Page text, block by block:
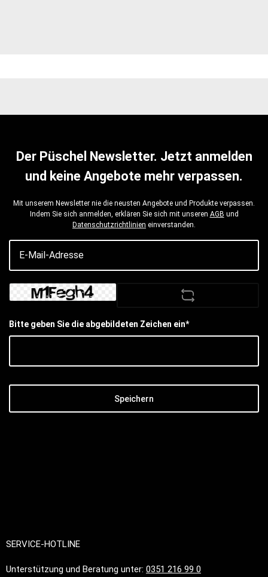
Der Püschel Newsletter. Jetzt anmelden
und keine Angebote mehr verpassen.
Mit unserem Newsletter nie die neusten Angebote und Produkte verpassen.
Indem Sie sich anmelden, erklären Sie sich mit unseren AGB und
Datenschutzrichtlinien einverstanden.
Bitte geben Sie die abgebildeten Zeichen ein*
Speichern
SERVICE-HOTLINE
Unterstützung und Beratung unter: 0351 216 99 0